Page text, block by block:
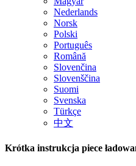
Nederlands
Norsk
Polski
Português
Română
Slovenčina
Slovenščina
Suomi
Svenska
Türkçe
中文
Krótka instrukcja piece